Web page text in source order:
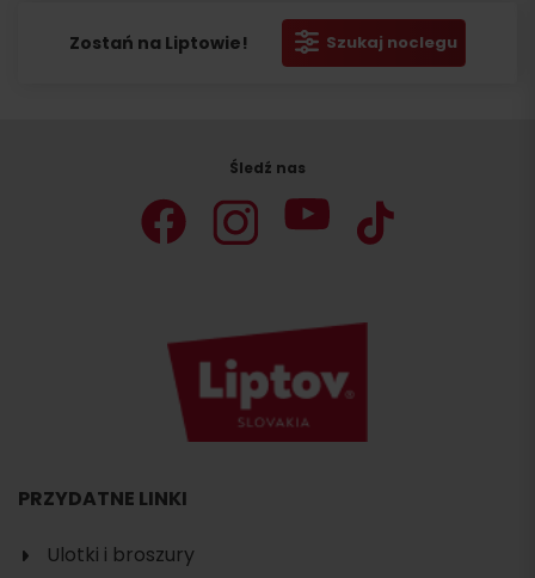
Zostań na Liptowie! Szukaj noclegu
Śledź nas
PRZYDATNE LINKI
Ulotki i broszury